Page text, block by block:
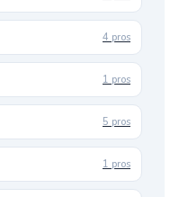
4 pros
1 pros
5 pros
1 pros